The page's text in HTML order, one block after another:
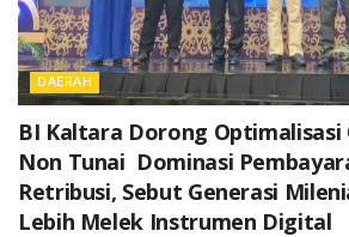
DAERAH
BI Kaltara Dorong Optimalisasi
Non Tunai Dominasi
Retribusi, Sebut Generasi
Lebih Melek Instrumen Digital